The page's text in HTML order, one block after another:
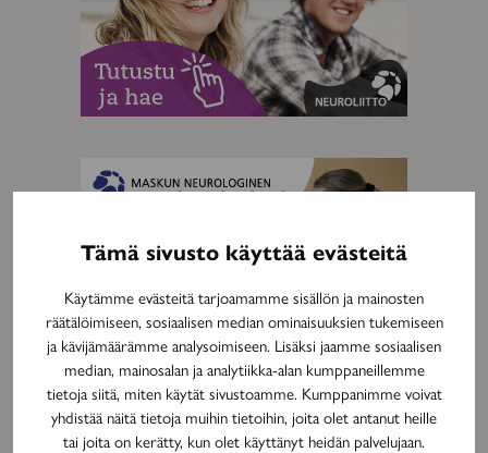
Tämä sivusto käyttää evästeitä
Käytämme evästeitä tarjoamamme sisällön ja mainosten
räätälöimiseen, sosiaalisen median ominaisuuksien tukemiseen
ja kävijämäärämme analysoimiseen. Lisäksi jaamme sosiaalisen
median, mainosalan ja analytiikka-alan kumppaneillemme
tietoja siitä, miten käytät sivustoamme. Kumppanimme voivat
yhdistää näitä tietoja muihin tietoihin, joita olet antanut heille
tai joita on kerätty, kun olet käyttänyt heidän palvelujaan.